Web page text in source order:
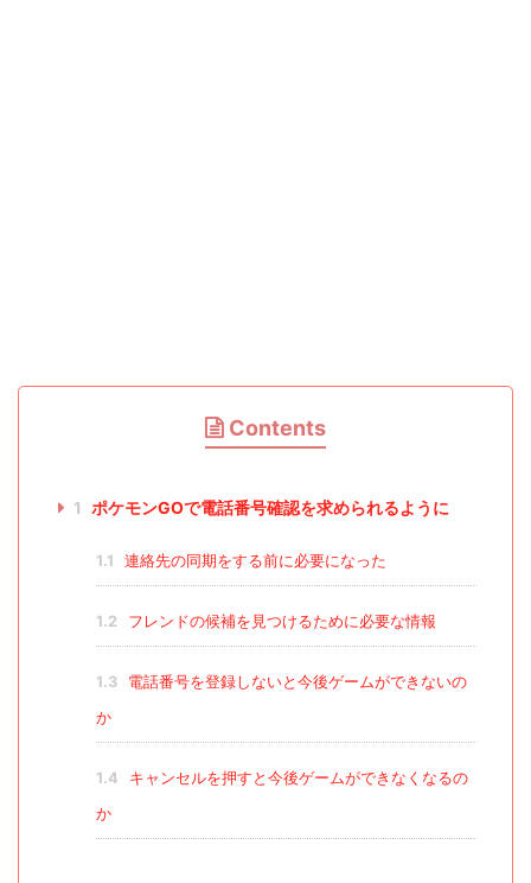
Contents
1 ポケモンGOで電話番号確認を求められるように
1.1 連絡先の同期をする前に必要になった
1.2 フレンドの候補を見つけるために必要な情報
1.3
電話番号を登録しないと今後ゲームができないの
か
1.4
キャンセルを押すと今後ゲームができなくなるの
か